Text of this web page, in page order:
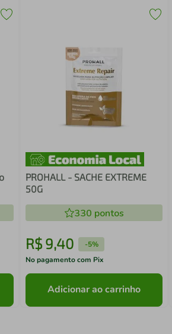
PROHALL - SACHE EXTREME
50G
330 pontos
R$ 9,40 -5%
No pagamento com Pix
Adicionar ao carrinho